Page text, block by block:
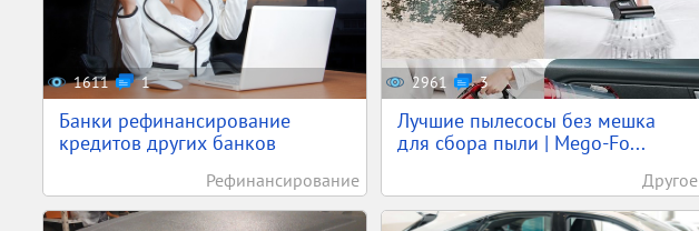
1611 1
Банки рефинансирование
кредитов других банков
Рефинансирование
2961 3
Лучшие пылесосы без мешка
для сбора пыли | Mego-Fo...
Другое